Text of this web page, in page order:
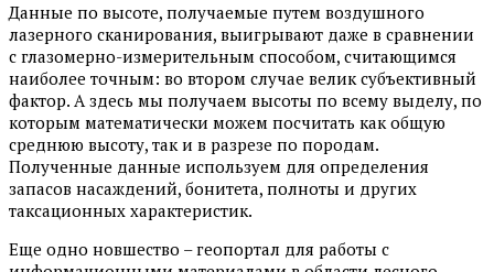
Данные по высоте, получаемые путем воздушного
лазерного сканирования, выигрывают даже в сравнении
с глазомерно-измерительным способом, считающимся
наиболее точным: во втором случае велик субъективный
фактор. А здесь мы получаем высоты по всему выделу, по
которым математически можем посчитать как общую
среднюю высоту, так и в разрезе по породам.
Полученные данные используем для определения
запасов насаждений, бонитета, полноты и других
таксационных характеристик.
Еще одно новшество – геопортал для работы с